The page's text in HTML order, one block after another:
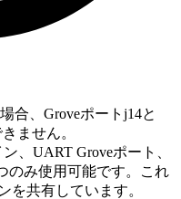
合、Groveポートj14と
ません。
、UART Groveポート、
のみ使用可能です。これ
を共有しています。